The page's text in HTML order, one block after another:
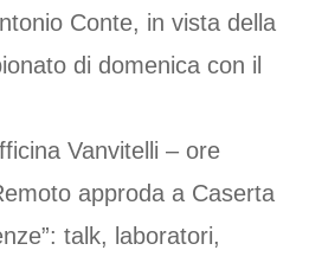
Conte, in vista della
di domenica con il
Vanvitelli – ore
approda a Caserta
talk, laboratori,